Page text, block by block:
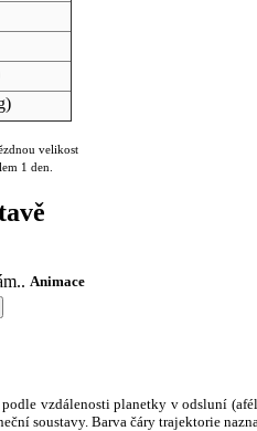
velikost
1 den.
Animace
vzdálenosti planetky v odsluní
soustavy. Barva čáry trajektorie